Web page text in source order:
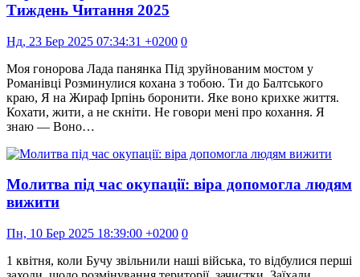
Тиждень Читання 2025
Нд, 23 Бер 2025 07:34:31 +0200 0
Моя гонорова Лада панянка Під зруйнованим мостом у
Романівці Розминулися кохана з тобою. Ти до Балтського
краю, Я на Жираф Ірпінь боронити. Яке воно крихке життя.
Кохати, жити, а не скніти. Не говори мені про кохання. Я
знаю — Воно…
Молитва під час окупації: віра допомогла людям
вижити
Пн, 10 Бер 2025 18:39:00 +0200 0
1 квітня, коли Бучу звільнили наші війська, то відбулися перші